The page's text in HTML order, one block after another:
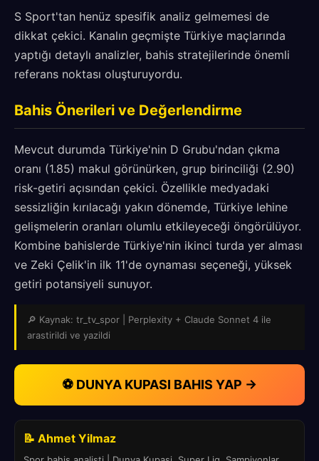
S Sport'tan henüz spesifik analiz gelmemesi de
dikkat çekici. Kanalın geçmişte Türkiye maçlarında
yaptığı detaylı analizler, bahis stratejilerinde önemli
referans noktası oluşturuyordu.
Bahis Önerileri ve Değerlendirme
Mevcut durumda Türkiye'nin D Grubu'ndan çıkma
oranı (1.85) makul görünürken, grup birinciliği (2.90)
risk-getiri açısından çekici. Özellikle medyadaki
sessizliğin kırılacağı yakın dönemde, Türkiye lehine
gelişmelerin oranları olumlu etkileyeceği öngörülüyor.
Kombine bahislerde Türkiye'nin ikinci turda yer alması
ve Zeki Çelik'in ilk 11'de oynaması seçeneği, yüksek
getiri potansiyeli sunuyor.
🔎 Kaynak: tr_tv_spor | Perplexity + Claude Sonnet 4 ile
arastirildi ve yazildi
⚽ DUNYA KUPASI BAHIS YAP →
📝 Ahmet Yilmaz